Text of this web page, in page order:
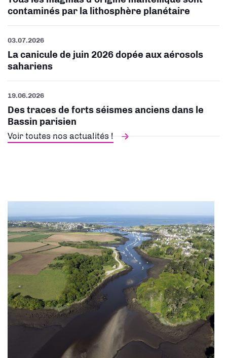
Voir toutes nos actualités !
contaminés par la lithosphère planétaire
03.07.2026
La canicule de juin 2026 dopée aux aérosols
sahariens
19.06.2026
Des traces de forts séismes anciens dans le
Bassin parisien